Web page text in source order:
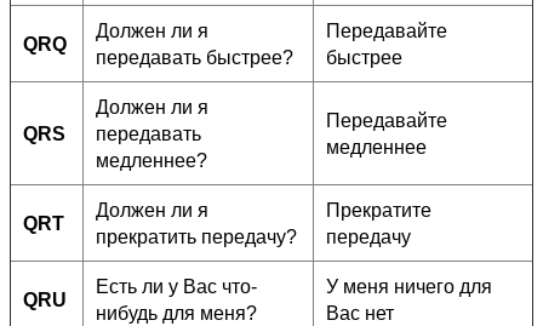
QRQ
Должен ли я
передавать быстрее?
Передавайте
быстрее
QRS
Должен ли я
передавать
медленнее?
Передавайте
медленнее
QRT
Должен ли я
прекратить передачу?
Прекратите
передачу
QRU
Есть ли у Вас что-
нибудь для меня?
У меня ничего для
Вас нет